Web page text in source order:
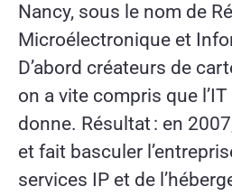
Nancy, sous le nom de
Microélectronique et
D’abord créateurs de
on a vite compris que
donne. Résultat : en
et fait basculer
services IP et de